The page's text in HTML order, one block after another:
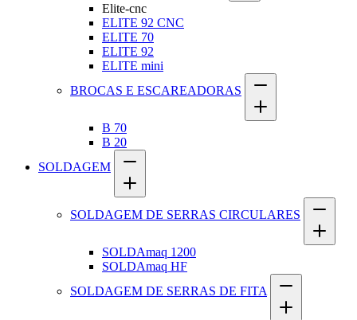
Elite-cnc
ELITE 92 CNC
ELITE 70
ELITE 92
ELITE mini
BROCAS E ESCAREADORAS
B 70
B 20
SOLDAGEM
SOLDAGEM DE SERRAS CIRCULARES
SOLDAmaq 1200
SOLDAmaq HF
SOLDAGEM DE SERRAS DE FITA